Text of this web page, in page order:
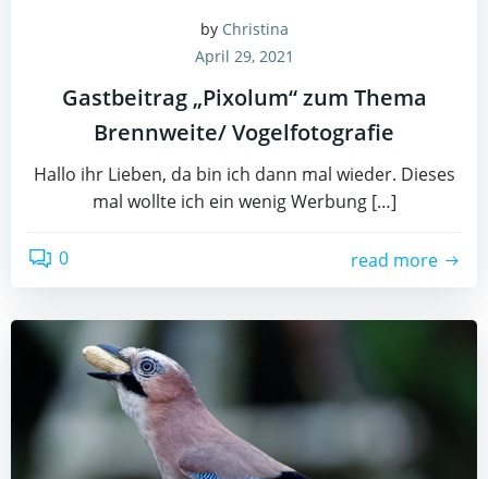
by Christina
April 29, 2021
Gastbeitrag „Pixolum“ zum Thema
Brennweite/ Vogelfotografie
Hallo ihr Lieben, da bin ich dann mal wieder. Dieses
mal wollte ich ein wenig Werbung […]
0 read more